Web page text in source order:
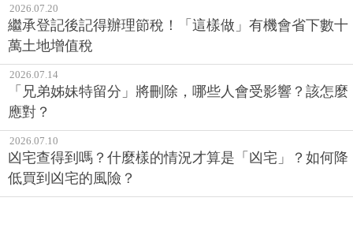
2026.07.20
繼承登記後記得辦理節稅！「這樣做」有機會省下數十
萬土地增值稅
2026.07.14
「兄弟姊妹特留分」將刪除，哪些人會受影響？該怎麼
應對？
2026.07.10
凶宅查得到嗎？什麼樣的情況才算是「凶宅」？如何降
低買到凶宅的風險？